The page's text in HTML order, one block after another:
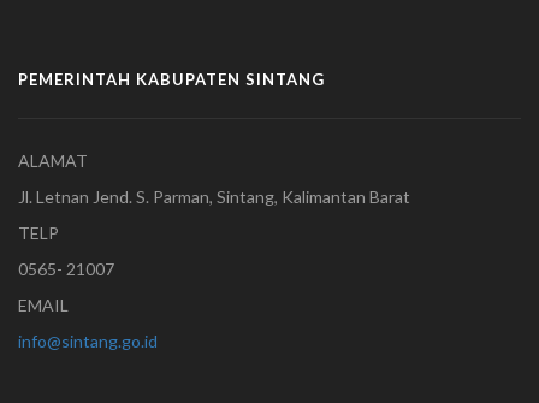
PEMERINTAH KABUPATEN SINTANG
ALAMAT
Jl. Letnan Jend. S. Parman, Sintang, Kalimantan Barat
TELP
0565- 21007
EMAIL
info@sintang.go.id